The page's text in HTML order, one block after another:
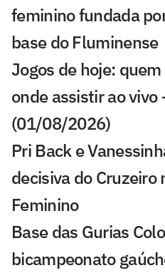
feminino fundada
base do Fluminense
Jogos de hoje:
onde assistir ao vivo
(01/08/2026)
Pri Back e
decisiva do Cruzeiro
Feminino
Base das Gurias
bicampeonato